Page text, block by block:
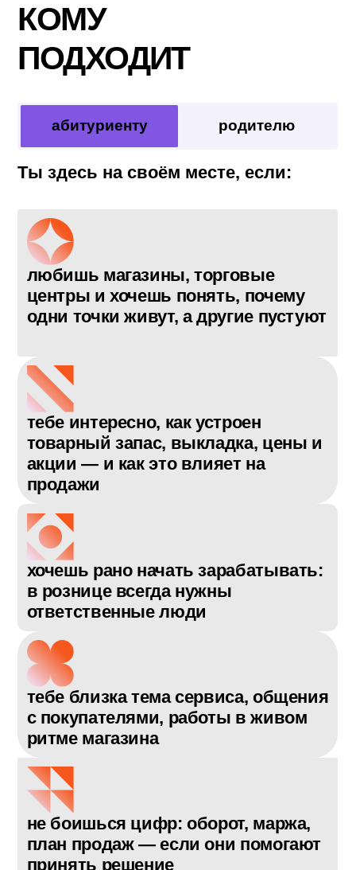
КОМУ
ПОДХОДИТ
Ты здесь на своём месте, если:
любишь магазины, торговые
центры и хочешь понять, почему
одни точки живут, а другие пустуют
тебе интересно, как устроен
товарный запас, выкладка, цены и
акции — и как это влияет на
продажи
хочешь рано начать зарабатывать:
в рознице всегда нужны
ответственные люди
тебе близка тема сервиса, общения
с покупателями, работы в живом
ритме магазина